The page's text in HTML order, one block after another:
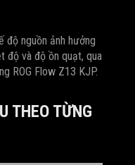
độ nguồn ảnh hưởng
độ và độ ồn quạt, qua
ROG Flow Z13 KJP.
THEO TỪNG